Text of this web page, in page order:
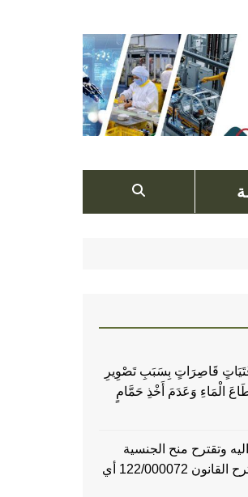
فَتَيَاتٍ قَاصِرَاتٍ بِسَبَبِ تَصْوِيرِ
الْمَاءِ وَعَدَمَ أَخْذِ حَمَّامٍ
وتقترح منح الجنسية
الإسبانية بمقتضى مقترح القانون 122/000072 أي